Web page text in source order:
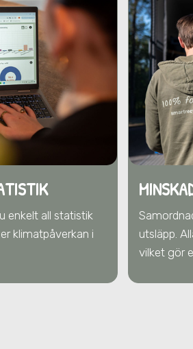
enkelt all statistik
klimatpåverkan i
utsläpp.
vilket gör